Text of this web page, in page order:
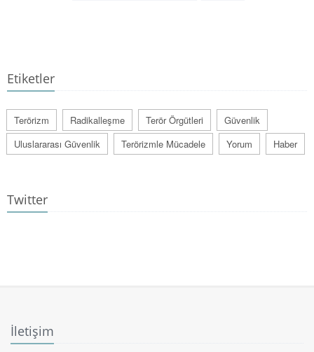
Etiketler
Terörizm Radikalleşme Terör Örgütleri
Güvenlik
Uluslararası Güvenlik
Terörizmle Mücadele Yorum Haber
Twitter
İletişim